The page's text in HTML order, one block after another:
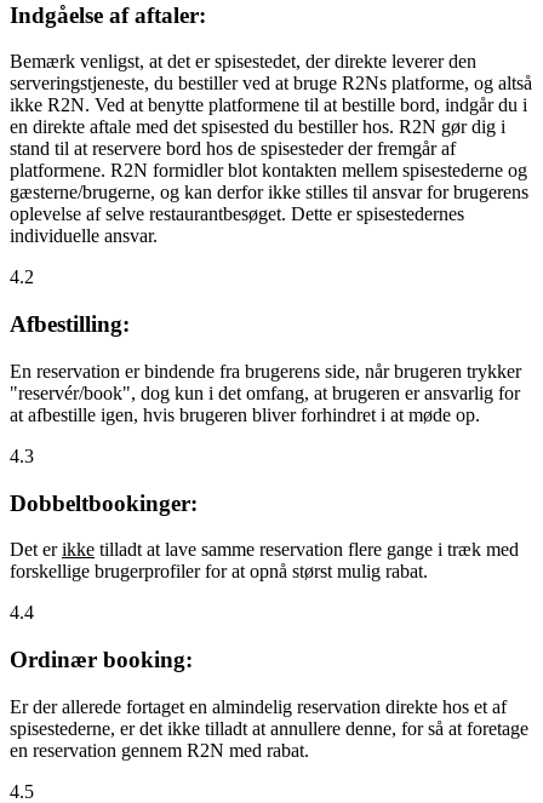
Indgåelse af aftaler:
Bemærk venligst, at det er spisestedet, der direkte leverer den
serveringstjeneste, du bestiller ved at bruge R2Ns platforme, og altså
ikke R2N. Ved at benytte platformene til at bestille bord, indgår du i
en direkte aftale med det spisested du bestiller hos. R2N gør dig i
stand til at reservere bord hos de spisesteder der fremgår af
platformene. R2N formidler blot kontakten mellem spisestederne og
gæsterne/brugerne, og kan derfor ikke stilles til ansvar for brugerens
oplevelse af selve restaurantbesøget. Dette er spisestedernes
individuelle ansvar.
4.2
Afbestilling:
En reservation er bindende fra brugerens side, når brugeren trykker
"reservér/book", dog kun i det omfang, at brugeren er ansvarlig for
at afbestille igen, hvis brugeren bliver forhindret i at møde op.
4.3
Dobbeltbookinger:
Det erikke tilladt at lave samme reservation flere gange i træk med
forskellige brugerprofiler for at opnå størst mulig rabat.
4.4
Ordinær booking:
Er der allerede fortaget en almindelig reservation direkte hos et af
spisestederne, er det ikke tilladt at annullere denne, for så at foretage
en reservation gennem R2N med rabat.
4.5